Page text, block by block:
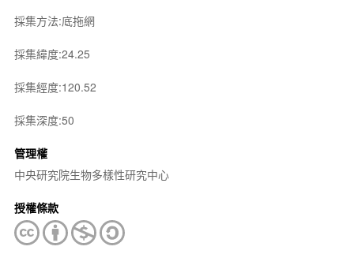
採集方法:底拖網
採集緯度:24.25
採集經度:120.52
採集深度:50
管理權
中央研究院生物多樣性研究中心
授權條款